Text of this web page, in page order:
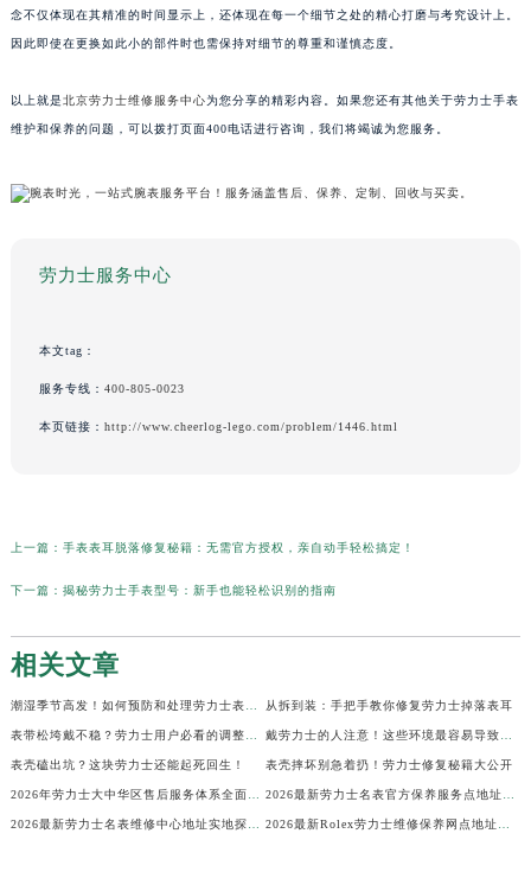
念不仅体现在其精准的时间显示上，还体现在每一个细节之处的精心打磨与考究设计上。
因此即使在更换如此小的部件时也需保持对细节的尊重和谨慎态度。
以上就是北京劳力士维修服务中心为您分享的精彩内容。如果您还有其他关于劳力士手表
维护和保养的问题，可以拨打页面400电话进行咨询，我们将竭诚为您服务。
劳力士服务中心
本文tag：
服务专线： 400-805-0023
本页链接： http://www.cheerlog-lego.com/problem/1446.html
上一篇： 手表表耳脱落修复秘籍：无需官方授权，亲自动手轻松搞定！
下一篇： 揭秘劳力士手表型号：新手也能轻松识别的指南
相关文章
潮湿季节高发！如何预防和处理劳力士表盘生锈？ 从拆到装：手把手教你修复劳力士掉落表耳
表带松垮戴不稳？劳力士用户必看的调整秘籍！ 戴劳力士的人注意！这些环境最容易导致生锈
表壳磕出坑？这块劳力士还能起死回生！ 表壳摔坏别急着扔！劳力士修复秘籍大公开
2026年劳力士大中华区售后服务体系全面升级公告（最新电话及地址） 2026最新劳力士名表官方保养服务点地址实地探访报告
2026最新劳力士名表维修中心地址实地探访报告 2026最新Rolex劳力士维修保养网点地址考察报告